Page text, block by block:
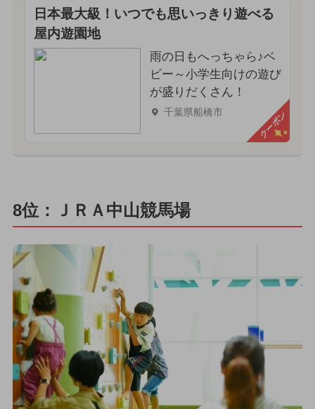
日本最大級！いつでも思いっきり遊べる
屋内遊園地
雨の日もへっちゃら♪ベ
ビー～小学生向けの遊び
が盛りだくさん！
千葉県船橋市 クーポン
8位：ＪＲＡ中山競馬場